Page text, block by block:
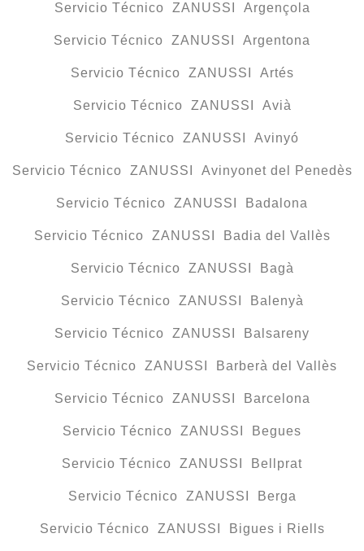
Servicio Técnico ZANUSSI Argençola
Servicio Técnico ZANUSSI Argentona
Servicio Técnico ZANUSSI Artés
Servicio Técnico ZANUSSI Avià
Servicio Técnico ZANUSSI Avinyó
Servicio Técnico ZANUSSI Avinyonet del Penedès
Servicio Técnico ZANUSSI Badalona
Servicio Técnico ZANUSSI Badia del Vallès
Servicio Técnico ZANUSSI Bagà
Servicio Técnico ZANUSSI Balenyà
Servicio Técnico ZANUSSI Balsareny
Servicio Técnico ZANUSSI Barberà del Vallès
Servicio Técnico ZANUSSI Barcelona
Servicio Técnico ZANUSSI Begues
Servicio Técnico ZANUSSI Bellprat
Servicio Técnico ZANUSSI Berga
Servicio Técnico ZANUSSI Bigues i Riells